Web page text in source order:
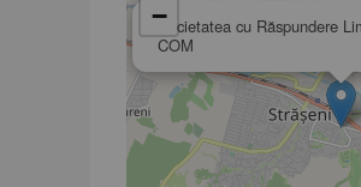
Societatea cu Răspundere
COM
−